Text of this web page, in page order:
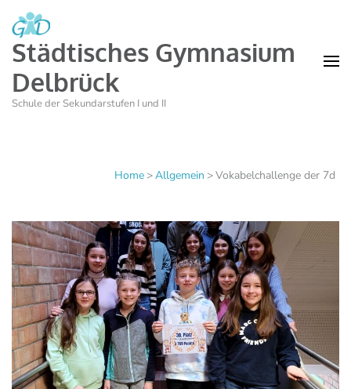
Städtisches Gymnasium
Delbrück
Schule der Sekundarstufen I und II
Home >Allgemein >Vokabelchallenge der 7d